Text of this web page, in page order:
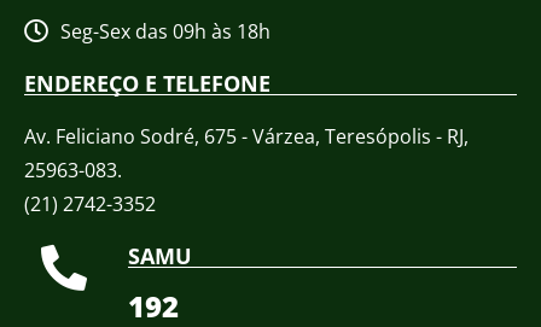
Seg-Sex das 09h às 18h
ENDEREÇO E TELEFONE
Av. Feliciano Sodré, 675 - Várzea, Teresópolis - RJ,
25963-083.
(21) 2742-3352​
SAMU
192